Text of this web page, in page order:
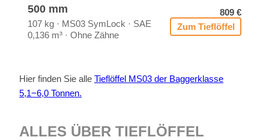
500 mm
107 kg · MS03 Sym­Lock · SAE
0,136 m³ · Ohne Zäh­ne
809 €
Zum Tief­löf­fel
Hier fin­den Sie alle Tief­löf­fel MS03 der Bag­ger­klas­se
5,1−6,0 Ton­nen.
AL­LES ÜBER TIEF­LÖF­FEL